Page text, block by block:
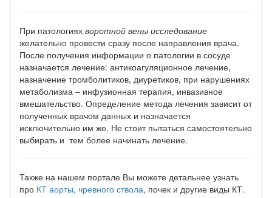
При патологиях воротной вены исследование
желательно провести сразу после направления врача.
После получения информации о патологии в сосуде
назначается лечение: антикоагуляционное лечение,
назначение тромболитиков, диуретиков, при нарушениях
метаболизма – инфузионная терапия, инвазивное
вмешательство. Определение метода лечения зависит от
полученных врачом данных и назначается
исключительно им же. Не стоит пытаться самостоятельно
выбирать и тем более начинать лечение.
Также на нашем портале Вы можете детальнее узнать
про КТ аорты, чревного ствола, почек и другие виды КТ.